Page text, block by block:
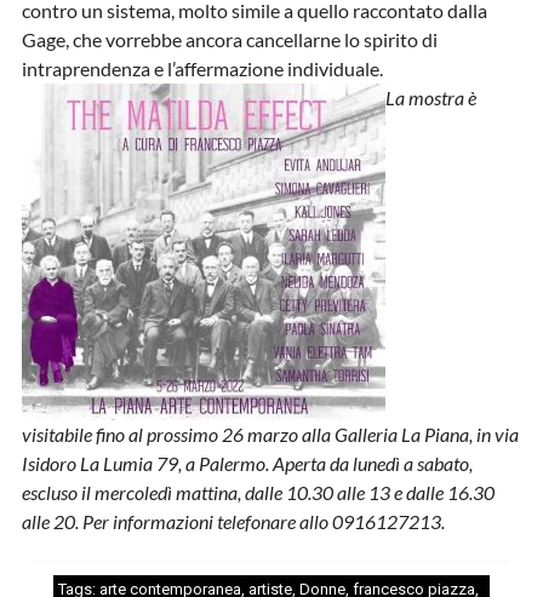
contro un sistema, molto simile a quello raccontato dalla
Gage, che vorrebbe ancora cancellarne lo spirito di
intraprendenza e l’affermazione individuale.
La mostra è
visitabile fino al prossimo 26 marzo alla Galleria La Piana, in via
Isidoro La Lumia 79, a Palermo. Aperta da lunedì a sabato,
escluso il mercoledì mattina, dalle 10.30 alle 13 e dalle 16.30
alle 20. Per informazioni telefonare allo 0916127213.
Tags: arte contemporanea, artiste, Donne, francesco piazza,